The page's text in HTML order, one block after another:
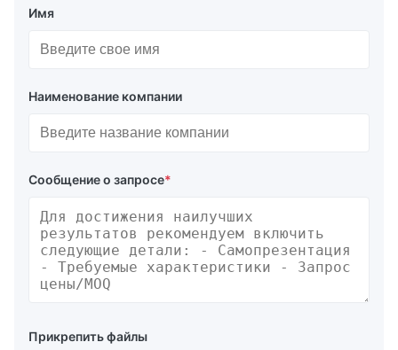
Имя
Наименование компании
Сообщение о запросе*
Прикрепить файлы